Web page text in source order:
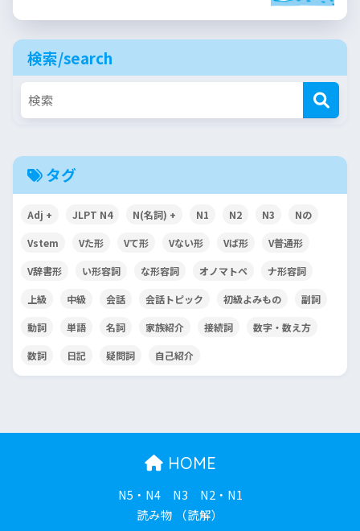
検索/search
タグ
Adj + JLPT N4 N(名詞) + N1 N2 N3 Nの
Vstem Vた形 Vて形 Vない形 Vば形 V普通形
V辞書形 い形容詞 な形容詞 オノマトペ ナ形容詞
上級 中級 会話 会話トピック 初級よみもの 副詞
動詞 単語 名詞 家族紹介 接続詞 数字・数え方
数詞 日記 疑問詞 自己紹介
HOME
N5・N4 N3
N2・N1
読み物 （読解）